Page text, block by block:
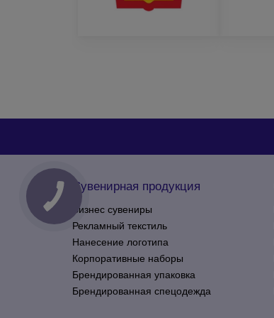
Сувенирная продукция
Бизнес сувениры
Рекламный текстиль
Нанесение логотипа
Корпоративные наборы
Брендированная упаковка
Брендированная спецодежда